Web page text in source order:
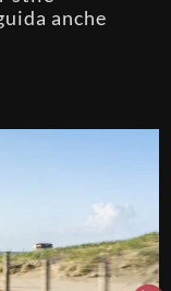
anche